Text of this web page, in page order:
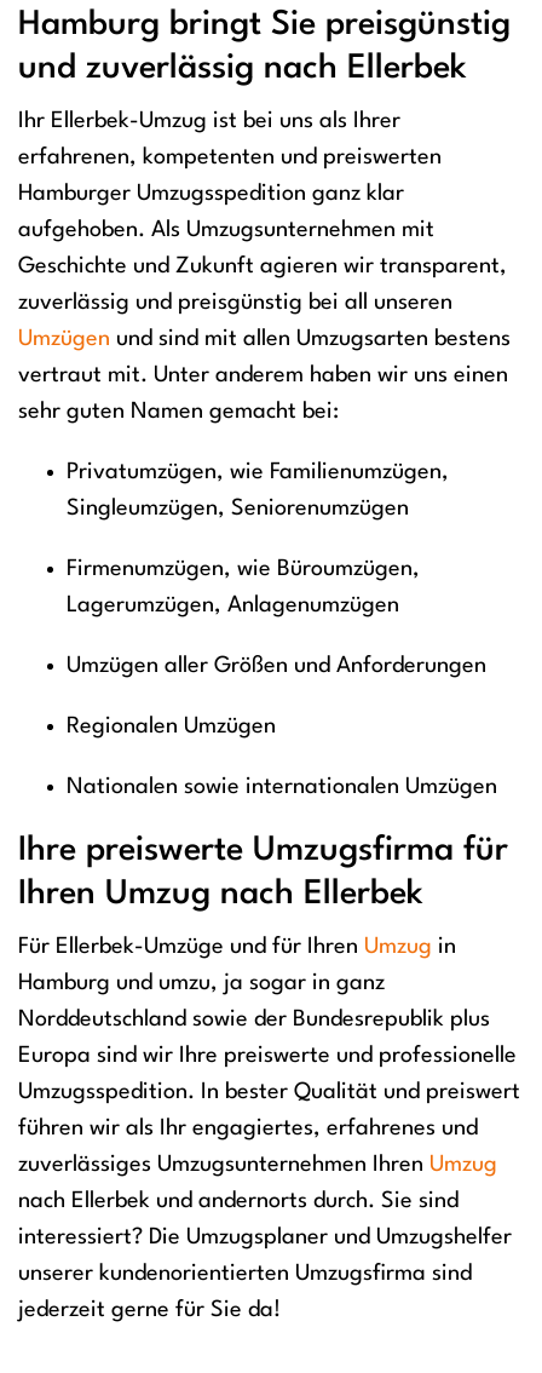
Hamburg bringt Sie preisgünstig
und zuverlässig nach Ellerbek
Ihr Ellerbek-Umzug ist bei uns als Ihrer
erfahrenen, kompetenten und preiswerten
Hamburger Umzugsspedition ganz klar
aufgehoben. Als Umzugsunternehmen mit
Geschichte und Zukunft agieren wir transparent,
zuverlässig und preisgünstig bei all unseren
Umzügen und sind mit allen Umzugsarten bestens
vertraut mit. Unter anderem haben wir uns einen
sehr guten Namen gemacht bei:
Privatumzügen, wie Familienumzügen,
Singleumzügen, Seniorenumzügen
Firmenumzügen, wie Büroumzügen,
Lagerumzügen, Anlagenumzügen
Umzügen aller Größen und Anforderungen
Regionalen Umzügen
Nationalen sowie internationalen Umzügen
Ihre preiswerte Umzugsfirma für
Ihren Umzug nach Ellerbek
Für Ellerbek-Umzüge und für Ihren Umzug in
Hamburg und umzu, ja sogar in ganz
Norddeutschland sowie der Bundesrepublik plus
Europa sind wir Ihre preiswerte und professionelle
Umzugsspedition. In bester Qualität und preiswert
führen wir als Ihr engagiertes, erfahrenes und
zuverlässiges Umzugsunternehmen Ihren Umzug
nach Ellerbek und andernorts durch. Sie sind
interessiert? Die Umzugsplaner und Umzugshelfer
unserer kundenorientierten Umzugsfirma sind
jederzeit gerne für Sie da!